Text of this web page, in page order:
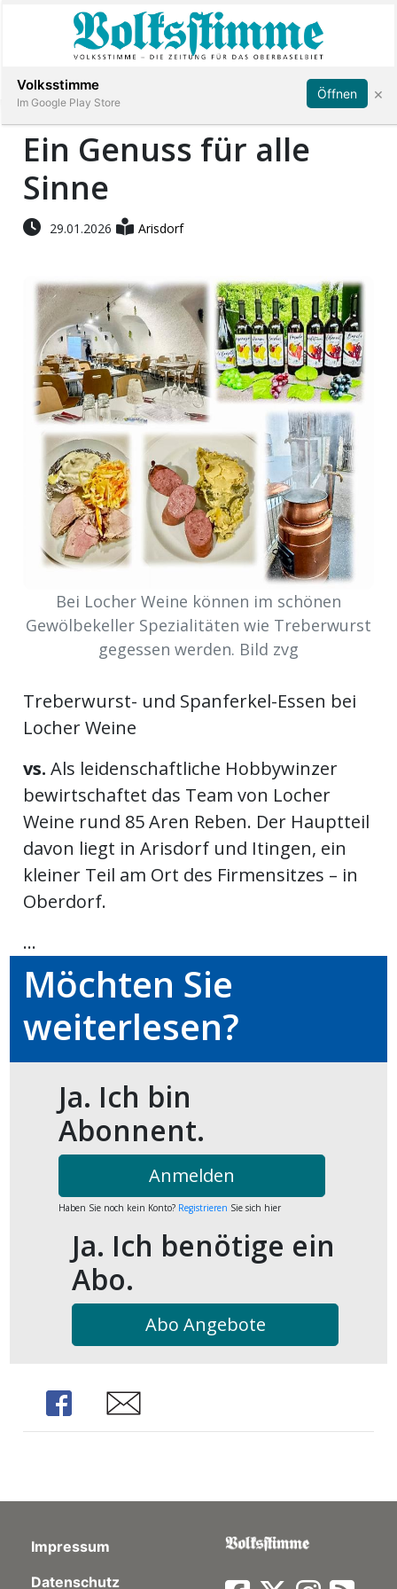
Immobilien
Veranstaltungen
Stellen
Paper
App
Fussball
Abonnieren Anmelden
Ein Genuss für alle
Sinne
29.01.2026 Arisdorf
Bei Locher Weine können im schönen
Gewölbekeller Spezialitäten wie Treberwurst
gegessen werden. Bild zvg
Treberwurst- und Spanferkel-Essen bei
Locher Weine
vs.Als leidenschaftliche Hobbywinzer
bewirtschaftet das Team von Locher
Weine rund 85 Aren Reben. Der Hauptteil
davon liegt in Arisdorf und Itingen, ein
kleiner Teil am Ort des Firmensitzes – in
Oberdorf.
...
Möchten Sie
weiterlesen?
Ja. Ich bin
Abonnent.
Anmelden
Haben Sie noch kein Konto? Registrieren Sie sich hier
Ja. Ich benötige ein
Abo.
Abo Angebote
Share Share
Impressum
Datenschutz
Volksstimme
Im Google Play Store
Öffnen ×